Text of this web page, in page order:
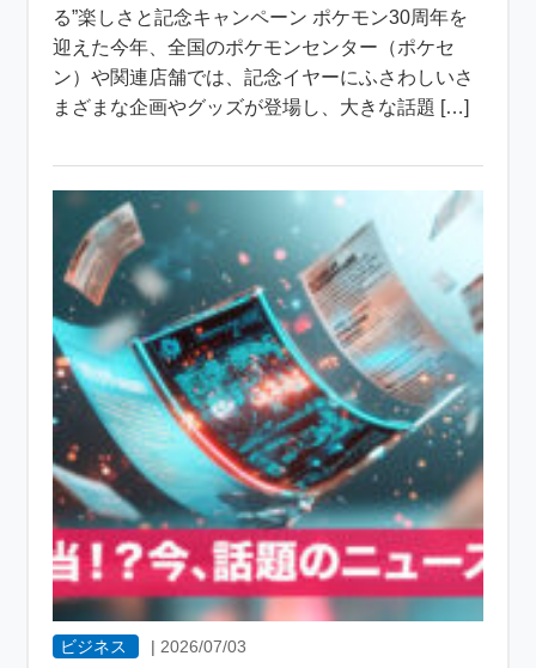
る”楽しさと記念キャンペーン ポケモン30周年を
迎えた今年、全国のポケモンセンター（ポケセ
ン）や関連店舗では、記念イヤーにふさわしいさ
まざまな企画やグッズが登場し、大きな話題 […]
ビジネス | 2026/07/03